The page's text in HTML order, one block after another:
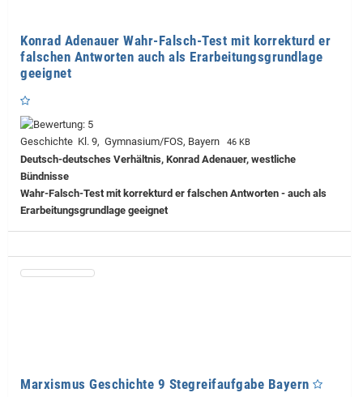
Konrad Adenauer Wahr-Falsch-Test mit korrekturd er
falschen Antworten auch als Erarbeitungsgrundlage
geeignet
Geschichte Kl. 9, Gymnasium/FOS, Bayern 46 KB
Deutsch-deutsches Verhältnis, Konrad Adenauer, westliche
Bündnisse
Wahr-Falsch-Test mit korrekturd er falschen Antworten - auch als
Erarbeitungsgrundlage geeignet
Marxismus Geschichte 9 Stegreifaufgabe Bayern